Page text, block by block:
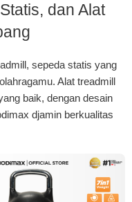
dan Alat
sepeda statis yang
Alat treadmill
baik, dengan desain
djamin berkualitas